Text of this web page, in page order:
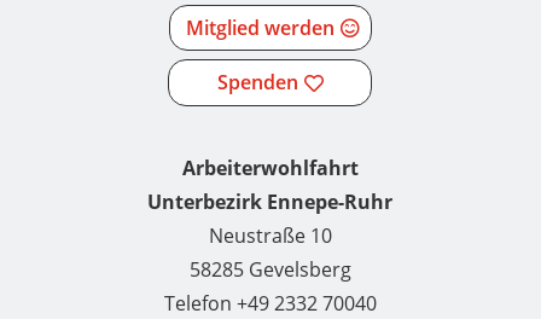
Mitglied werden
Spenden
Arbeiterwohlfahrt
Unterbezirk Ennepe-Ruhr
Neustraße 10
58285 Gevelsberg
Telefon +49 2332 70040